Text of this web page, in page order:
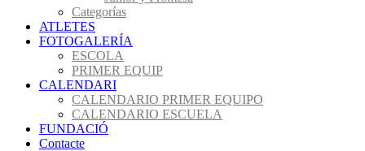
Categorías
ATLETES
FOTOGALERÍA
ESCOLA
PRIMER EQUIP
CALENDARI
CALENDARIO PRIMER EQUIPO
CALENDARIO ESCUELA
FUNDACIÓ
Contacte